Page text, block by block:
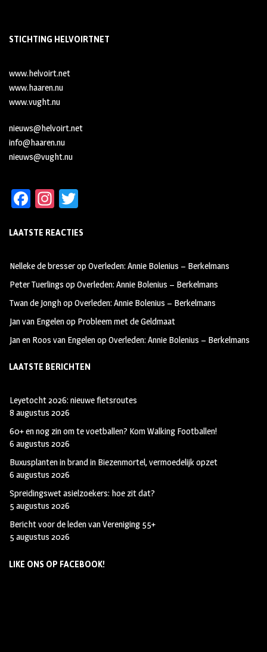
STICHTING HELVOIRTNET
www.helvoirt.net
www.haaren.nu
www.vught.nu
nieuws@helvoirt.net
info@haaren.nu
nieuws@vught.nu
Fa
b
oo
k
In
ag
m
tt
LAATSTE REACTIES
Nelleke de bresseropOverleden: Annie Bolenius – Berkelmans
Peter Tuerlings opOverleden: Annie Bolenius – Berkelmans
Twan de JonghopOverleden: Annie Bolenius – Berkelmans
Jan van Engelenop Probleem met de Geldmaat
Jan en Roos van EngelenopOverleden: Annie Bolenius – Berkelmans
LAATSTE BERICHTEN
Leyetocht 2026: nieuwe fietsroutes
8 augustus 2026
60+ en nog zin om te voetballen? Kom Walking Footballen!
6 augustus 2026
Buxusplanten in brand in Biezenmortel, vermoedelijk opzet
6 augustus 2026
Spreidingswet asielzoekers: hoe zit dat?
5 augustus 2026
Bericht voor de leden van Vereniging 55+
5 augustus 2026
LIKE ONS OP FACEBOOK!